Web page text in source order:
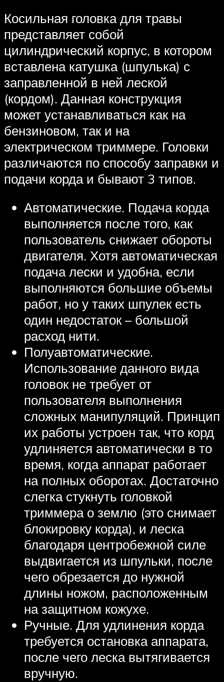
Косильная головка для травы
представляет собой
цилиндрический корпус, в котором
вставлена катушка (шпулька) с
заправленной в ней леской
(кордом). Данная конструкция
может устанавливаться как на
бензиновом, так и на
электрическом триммере. Головки
различаются по способу заправки и
подачи корда и бывают 3 типов.
Автоматические. Подача корда
выполняется после того, как
пользователь снижает обороты
двигателя. Хотя автоматическая
подача лески и удобна, если
выполняются большие объемы
работ, но у таких шпулек есть
один недостаток – большой
расход нити.
Полуавтоматические.
Использование данного вида
головок не требует от
пользователя выполнения
сложных манипуляций. Принцип
их работы устроен так, что корд
удлиняется автоматически в то
время, когда аппарат работает
на полных оборотах. Достаточно
слегка стукнуть головкой
триммера о землю (это снимает
блокировку корда), и леска
благодаря центробежной силе
выдвигается из шпульки, после
чего обрезается до нужной
длины ножом, расположенным
на защитном кожухе.
Ручные. Для удлинения корда
требуется остановка аппарата,
после чего леска вытягивается
вручную.